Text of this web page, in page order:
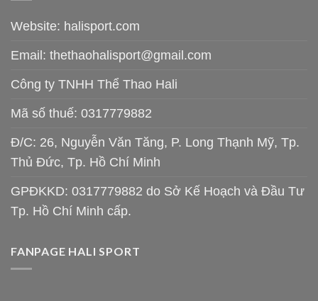
Website: halisport.com
Email: thethaohalisport@gmail.com
Công ty TNHH Thể Thao Hali
Mã số thuế: 0317779882
Đ/C: 26, Nguyễn Văn Tăng, P. Long Thạnh Mỹ, Tp.
Thủ Đức, Tp. Hồ Chí Minh
GPĐKKD: 0317779882 do Sở Kế Hoạch và Đầu Tư
Tp. Hồ Chí Minh cấp.
FANPAGE HALI SPORT